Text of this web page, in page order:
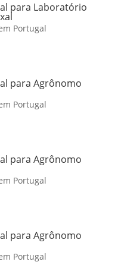
para Laboratório
Portugal
para Agrônomo
Portugal
para Agrônomo
Portugal
para Agrônomo
Portugal